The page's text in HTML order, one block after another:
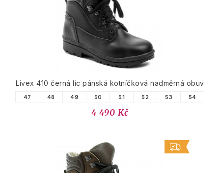
Livex 410 černá líc pánská kotníčková nadměrná obuv
47 48 49 50 51 52 53 54
4 490 Kč